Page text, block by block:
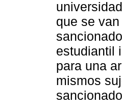
que se
estudiantil
para una
mismos